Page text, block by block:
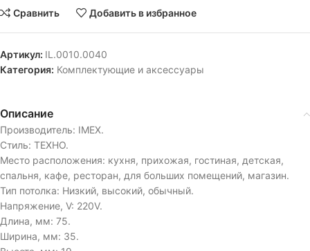
Сравнить Добавить в избранное
Артикул: IL.0010.0040
Категория: Комплектующие и аксессуары
Описание
Производитель: IMEX.
Стиль: ТЕХНО.
Место расположения: кухня, прихожая, гостиная, детская,
спальня, кафе, ресторан, для больших помещений, магазин.
Тип потолка: Низкий, высокий, обычный.
Напряжение, V: 220V.
Длина, мм: 75.
Ширина, мм: 35.